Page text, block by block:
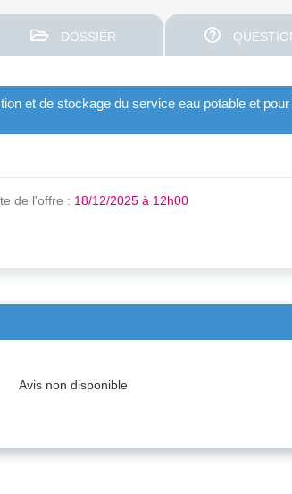
DOSSIER
et de stockage du service eau potable et
de l'offre : 18/12/2025 à 12h00
Avis non disponible